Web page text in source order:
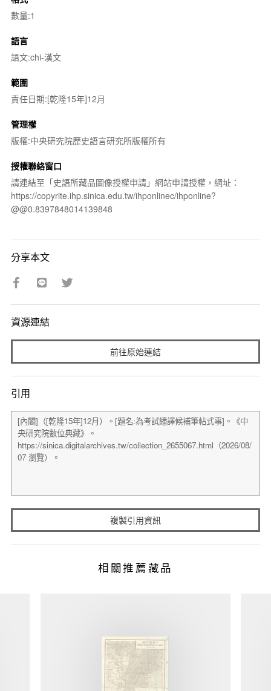
數量:1
語言
語文:chi-漢文
範圍
責任日期:[乾隆15年]12月
管理權
版權:中央研究院歷史語言研究所版權所有
授權聯絡窗口
請連結至「史語所藏品圖像授權申請」網站申請授權，網址：
https://copyrite.ihp.sinica.edu.tw/ihponlinec/ihponline?
@@0.8397848014139848
分享本文
資源連結
前往原始連結
引用
複製引用資訊
相關推薦藏品